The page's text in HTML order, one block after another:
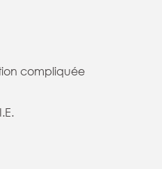
compliquée